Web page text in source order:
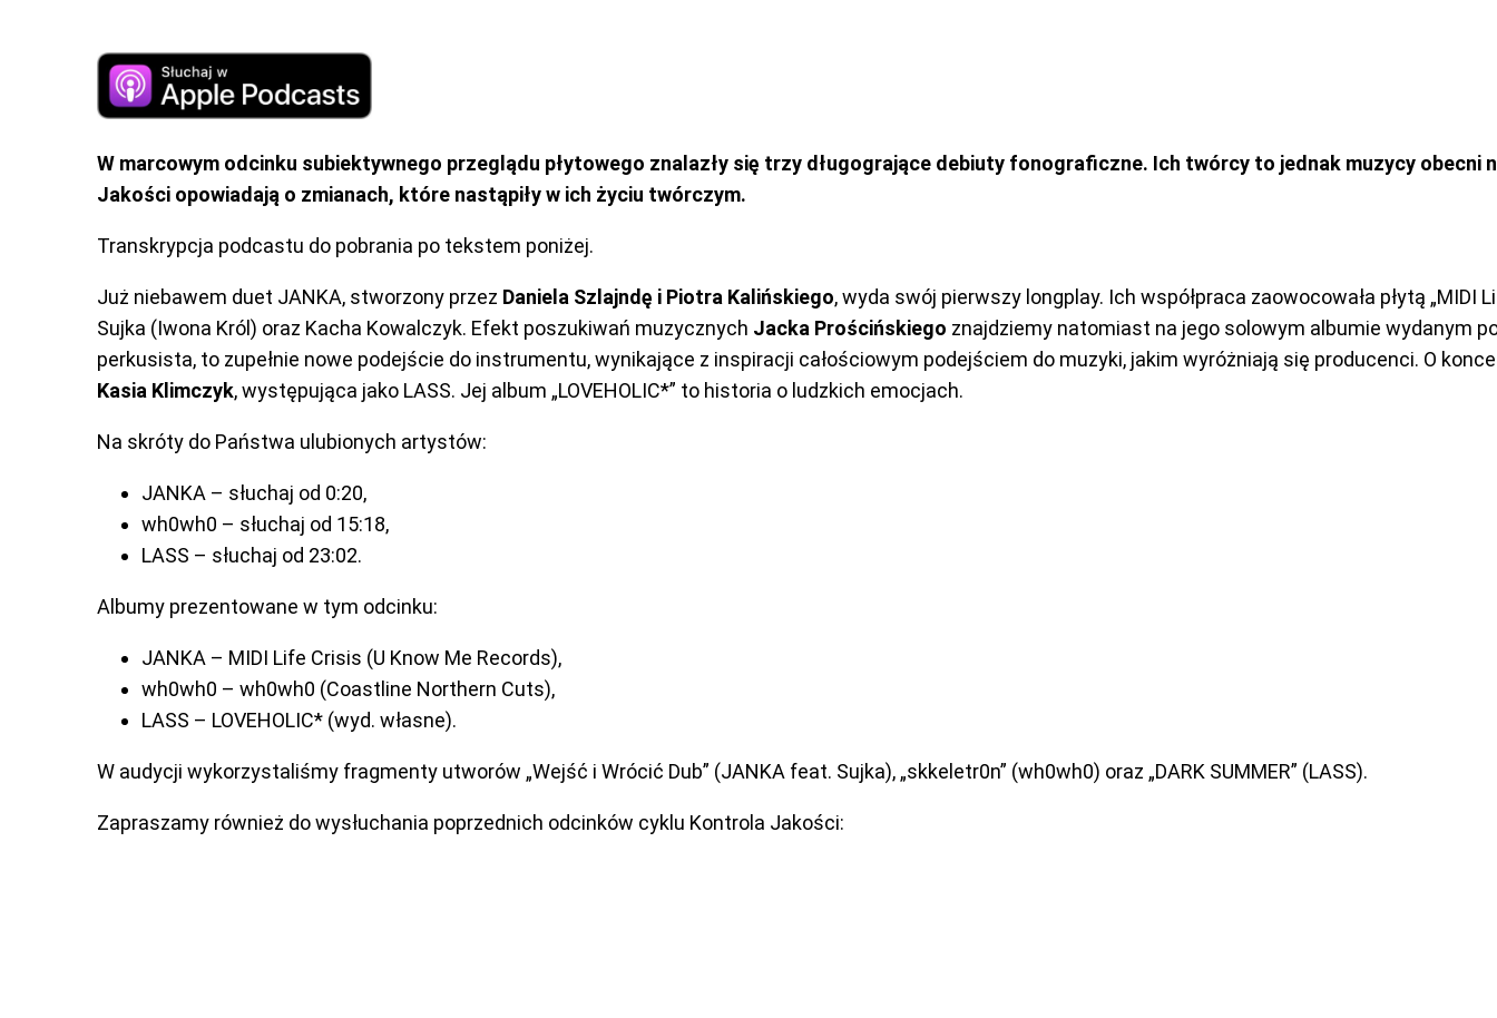
W marcowym odcinku subiektywnego przeglądu płytowego znalazły się trzy długogrające debiuty fonograficzne. Ich twórcy to jednak muzycy obecni
Jakości opowiadają o zmianach, które nastąpiły w ich życiu twórczym.
Transkrypcja podcastu do pobrania po tekstem poniżej.
Już niebawem duet JANKA, stworzony przez Daniela Szlajndę i Piotra Kalińskiego, wyda swój pierwszy longplay. Ich współpraca zaowocowała płytą „MIDI
Sujka (Iwona Król) oraz Kacha Kowalczyk. Efekt poszukiwań muzycznych Jacka Prościńskiego znajdziemy natomiast na jego solowym albumie wydanym
perkusista, to zupełnie nowe podejście do instrumentu, wynikające z inspiracji całościowym podejściem do muzyki, jakim wyróżniają się producenci. O
Kasia Klimczyk, występująca jako LASS. Jej album „LOVEHOLIC*” to historia o ludzkich emocjach.
Na skróty do Państwa ulubionych artystów:
JANKA – słuchaj od 0:20,
wh0wh0 – słuchaj od 15:18,
LASS – słuchaj od 23:02.
Albumy prezentowane w tym odcinku:
JANKA – MIDI Life Crisis (U Know Me Records),
wh0wh0 – wh0wh0 (Coastline Northern Cuts),
LASS – LOVEHOLIC* (wyd. własne).
W audycji wykorzystaliśmy fragmenty utworów „Wejść i Wrócić Dub” (JANKA feat. Sujka), „skkeletr0n” (wh0wh0) oraz „DARK SUMMER” (LASS).
Zapraszamy również do wysłuchania poprzednich odcinków cyklu Kontrola Jakości: